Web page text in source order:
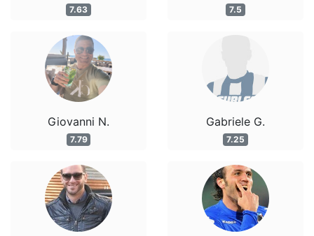
7.63
Giovanni N.
7.79
7.5
Gabriele G.
7.25